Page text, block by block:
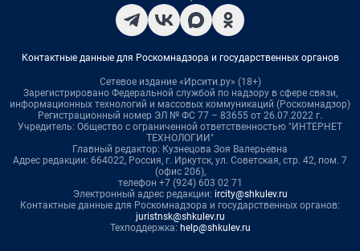
Контактные данные для Роскомнадзора и государственных органов
Сетевое издание «Ирсити.ру» (18+)
Зарегистрировано Федеральной службой по надзору в сфере связи,
информационных технологий и массовых коммуникаций (Роскомнадзор)
Регистрационный номер ЭЛ № ФС 77 – 83655 от 26.07.2022 г.
Учредитель: Общество с ограниченной ответственностью "ИНТЕРНЕТ
ТЕХНОЛОГИИ"
Главный редактор: Кузнецова Зоя Валерьевна
Адрес редакции: 664022, Россия, г. Иркутск, ул. Советская, стр. 42, пом. 7
(офис 206),
телефон +7 (924) 603 02 71
Электронный адрес редакции: ircity@shkulev.ru
Контактные данные для Роскомнадзора и государственных органов:
juristnsk@shkulev.ru
Техподдержка: help@shkulev.ru